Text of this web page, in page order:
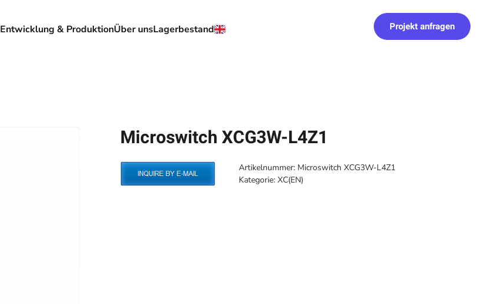
Entwicklung & ProduktionÜber unsLagerbestand Projekt anfragen
Microswitch XCG3W-L4Z1
Artikelnummer: Microswitch XCG3W-L4Z1
Kategorie: XC(EN)